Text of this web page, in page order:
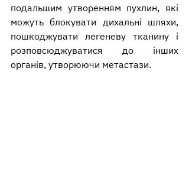
подальшим утворенням пухлин, які
можуть блокувати дихальні шляхи,
пошкоджувати легеневу тканину і
розповсюджуватися до інших
органів, утворюючи метастази.